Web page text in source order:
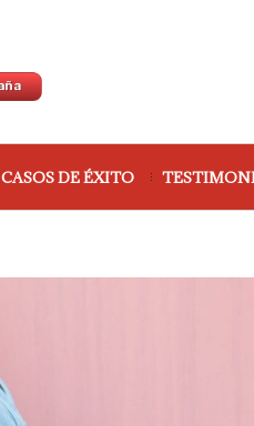
CASOS DE ÉXITO